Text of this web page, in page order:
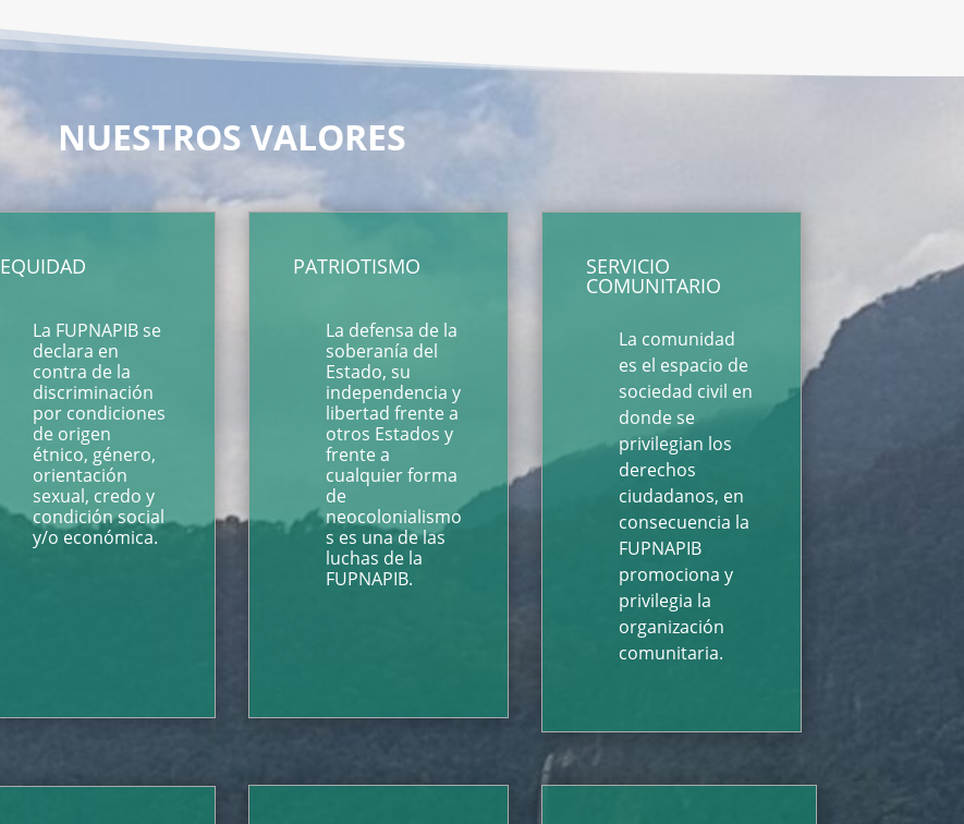
NUESTROS VALORES
EQUIDAD
La FUPNAPIB se
declara en
contra de la
discriminación
por condiciones
de origen
étnico, género,
orientación
sexual, credo y
condición social
y/o económica.
PATRIOTISMO
La defensa de la
soberanía del
Estado, su
independencia y
libertad frente a
otros Estados y
frente a
cualquier forma
de
neocolonialismo
s es una de las
luchas de la
FUPNAPIB.
SERVICIO
COMUNITARIO
La comunidad
es el espacio de
sociedad civil en
donde se
privilegian los
derechos
ciudadanos, en
consecuencia la
FUPNAPIB
promociona y
privilegia la
organización
comunitaria.